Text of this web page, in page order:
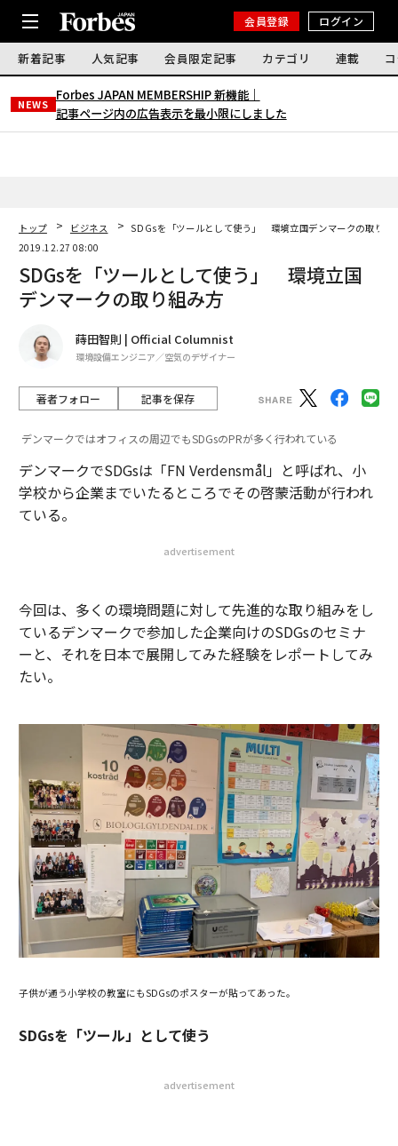
会員登録 ログイン
新着記事 人気記事 会員限定記事 カテゴリ 連載
NEWS
Forbes JAPAN MEMBERSHIP 新機能｜
記事ページ内の広告表示を最小限にしました
トップ ビジネス
SDGsを「ツールとして使う」 環境立国デンマークの取り組
2019.12.27 08:00
SDGsを「ツールとして使う」 環境立国
デンマークの取り組み方
蒔田智則 | Official Columnist
環境設備エンジニア／空気のデザイナー
著者フォロー 記事を保存
デンマークではオフィスの周辺でもSDGsのPRが多く行われている
デンマークでSDGsは「FN Verdensmål」と呼ばれ、小
学校から企業までいたるところでその啓蒙活動が行われ
ている。
advertisement
今回は、多くの環境問題に対して先進的な取り組みをし
ているデンマークで参加した企業向けのSDGsのセミナ
ーと、それを日本で展開してみた経験をレポートしてみ
たい。
子供が通う小学校の教室にもSDGsのポスターが貼ってあった。
SDGsを「ツール」として使う
advertisement